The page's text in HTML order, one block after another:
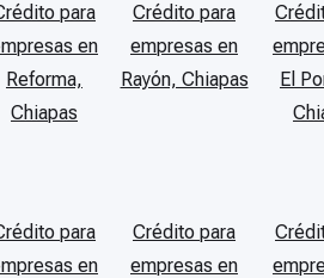
para
en
Reforma,
Chiapas
Crédito para
empresas en
Rayón, Chiapas
El
para
en
Crédito para
empresas en